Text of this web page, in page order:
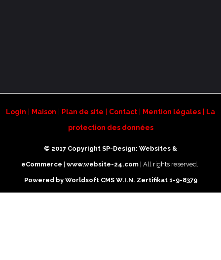
Login Maison Plan de site Contact Mention légales
La
protection des données
© 2017 Copyright SP-Design: Websites &
eCommerce www.website-24.com | All rights reserved.
Powered by Worldsoft CMS W.I.N. Zertifikat 1-9-8379